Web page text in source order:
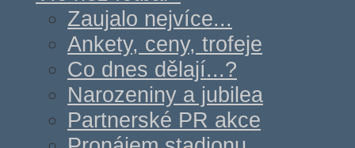
Zaujalo nejvíce...
Ankety, ceny, trofeje
Co dnes dělají...?
Narozeniny a jubilea
Partnerské PR akce